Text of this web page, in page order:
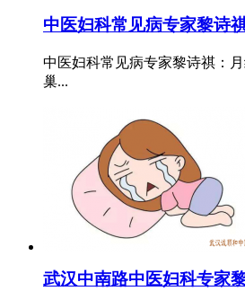
中医妇科常见病专家黎诗
中医妇科常见病专家黎诗祺：
巢...
武汉中南路中医妇科专家